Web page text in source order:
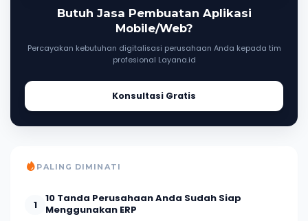
Butuh Jasa Pembuatan Aplikasi
Mobile/Web?
Percayakan kebutuhan digitalisasi perusahaan Anda kepada tim
profesional Layana.id
Konsultasi Gratis
PALING DIMINATI
1
10 Tanda Perusahaan Anda Sudah Siap
Menggunakan ERP